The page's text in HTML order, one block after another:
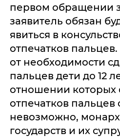
первом обращении
заявитель обязан
явиться в
отпечатков
от необходимости
пальцев дети до 12
отношении которых
отпечатков пальцев
невозможно,
государств и их